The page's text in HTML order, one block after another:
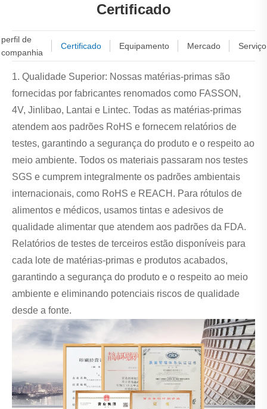
Certificado
perfil de
companhia
Certificado Equipamento Mercado Serviço
1. Qualidade Superior: Nossas matérias-primas são
fornecidas por fabricantes renomados como FASSON,
4V, Jinlibao, Lantai e Lintec. Todas as matérias-primas
atendem aos padrões RoHS e fornecem relatórios de
testes, garantindo a segurança do produto e o respeito ao
meio ambiente. Todos os materiais passaram nos testes
SGS e cumprem integralmente os padrões ambientais
internacionais, como RoHS e REACH. Para rótulos de
alimentos e médicos, usamos tintas e adesivos de
qualidade alimentar que atendem aos padrões da FDA.
Relatórios de testes de terceiros estão disponíveis para
cada lote de matérias-primas e produtos acabados,
garantindo a segurança do produto e o respeito ao meio
ambiente e eliminando potenciais riscos de qualidade
desde a fonte.